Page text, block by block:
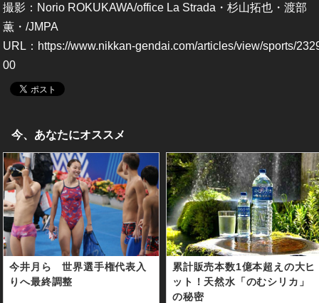
撮影：Norio ROKUKAWA/office La Strada・杉山拓也・渡部
薫・/JMPA
URL： https://www.nikkan-gendai.com/articles/view/sports/
00
今、あなたにオススメ
今井月ら 世界選手権代表入
りへ最終調整
累計販売本数1億本超えの大ヒ
ット！天然水「のむシリカ」
の秘密